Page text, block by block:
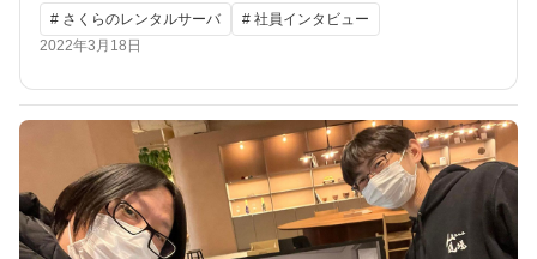
# さくらのレンタルサーバ
# 社員インタビュー
2022年3月18日